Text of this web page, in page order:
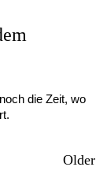
die Zeit, wo
Older